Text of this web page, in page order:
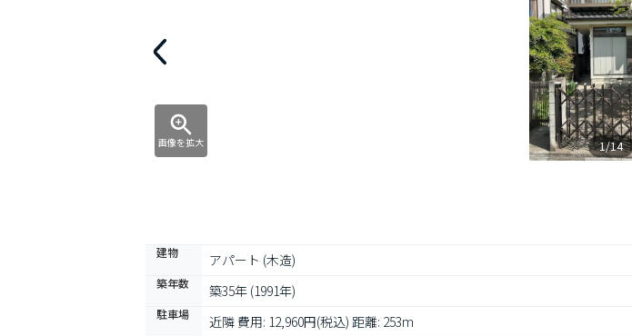
画像を拡大 1/14
建物 アパート (木造)
築年数 築35年 (1991年)
駐車場 近隣 費用: 12,960円(税込) 距離: 253m